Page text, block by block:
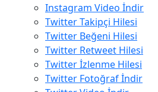
Instagram Video İndir
Twitter Takipçi Hilesi
Twitter Beğeni Hilesi
Twitter Retweet Hilesi
Twitter İzlenme Hilesi
Twitter Fotoğraf İndir